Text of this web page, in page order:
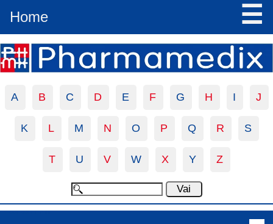
Home ☰
A B C D E F G H I J
K L M N O P Q R S
T U V W X Y Z
Zanamivir